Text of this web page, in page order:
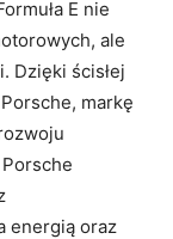
E nie
ale
Dzięki ścisłej
markę
energią oraz